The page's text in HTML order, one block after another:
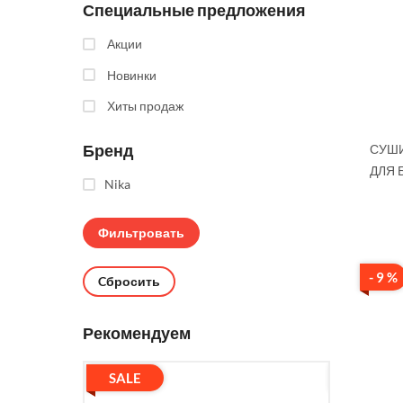
Специальные предложения
Акции
Новинки
Хиты продаж
Бренд
Nika
Cбросить
Рекомендуем
SALE
ДЛЯ
- 9 %